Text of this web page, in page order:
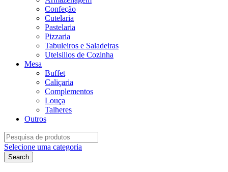
Confeção
Cutelaria
Pastelaria
Pizzaria
Tabuleiros e Saladeiras
Utelsilios de Cozinha
Mesa
Buffet
Caliçaria
Complementos
Louça
Talheres
Outros
Search
for:
Selecione uma categoria
Search